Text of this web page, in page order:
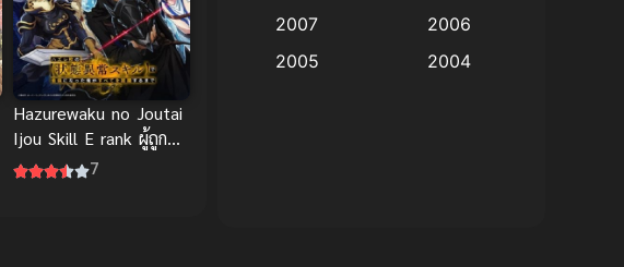
Hazurewaku no Joutai
Ijou Skill E rank ผู้ถูกทิ้ง
เพราะสกิลไร้ค่า
7
Big tits (นมใหญ่)
Bitch (ผู้หญิงร่าน)
2007
2006
2005
2004